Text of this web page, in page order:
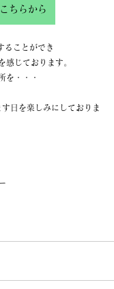
ちらから
ることができ
感じております。
を・・・
日を楽しみにしておりま